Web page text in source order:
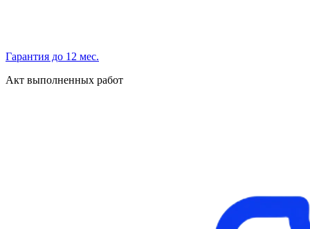
Гарантия до 12 мес.
Акт выполненных работ